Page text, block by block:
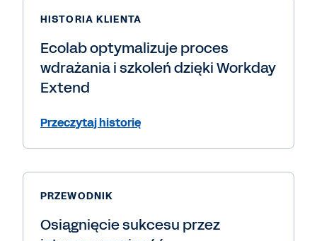
HISTORIA KLIENTA
Ecolab optymalizuje proces
wdrażania i szkoleń dzięki Workday
Extend
Przeczytaj historię
PRZEWODNIK
Osiągnięcie sukcesu przez